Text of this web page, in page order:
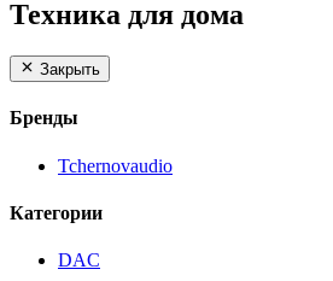
Техника для дома
Закрыть
Бренды
Tchernovaudio
Категории
DAC